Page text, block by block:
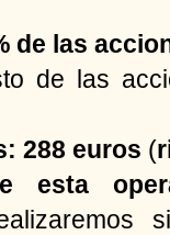
de las
de las
288 euros (
esta